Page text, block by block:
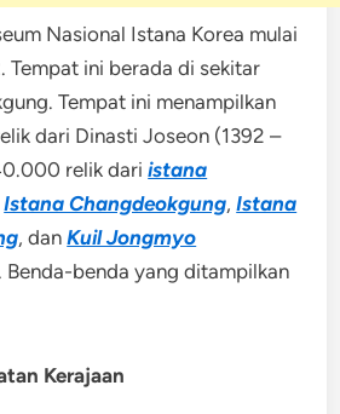
Nasional Istana Korea mulai
Tempat ini berada di sekitar
Tempat ini menampilkan
dari Dinasti Joseon (1392 –
relik dariistana
Istana Changdeokgung,Istana
, danKuil Jongmyo
Benda-benda yang ditampilkan
Kerajaan